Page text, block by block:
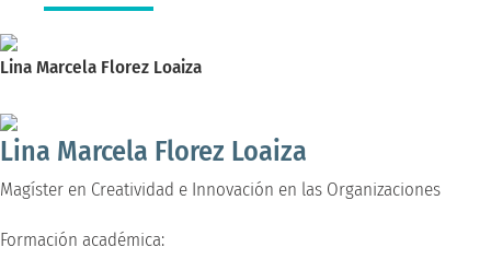
Lina Marcela Florez Loaiza
Lina Marcela Florez Loaiza
Magíster en Creatividad e Innovación en las Organizaciones
Formación académica: